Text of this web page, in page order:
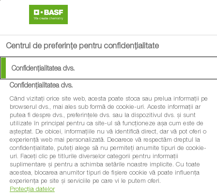
Centrul de preferințe pentru confidențialitate
Confidențialitatea dvs.
Confidențialitatea dvs.
Când vizitați orice site web, acesta poate stoca sau prelua informații pe
browserul dvs., mai ales sub formă de cookie-uri. Aceste informații ar
putea fi despre dvs., preferințele dvs. sau la dispozitivul dvs. și sunt
utilizate în principal pentru ca site-ul să funcționeze așa cum este de
așteptat. De obicei, informațiile nu vă identifică direct, dar vă pot oferi o
experiență web mai personalizată. Deoarece vă respectăm dreptul la
confidențialitate, puteți alege să nu permiteți anumite tipuri de cookie-
uri. Faceți clic pe titlurile diverselor categorii pentru informații
suplimentare și pentru a schimba setările noastre implicite. Cu toate
acestea, blocarea anumitor tipuri de fișiere cookie vă poate influența
experiența pe site și serviciile pe care vi le putem oferi.
Protecția datelor